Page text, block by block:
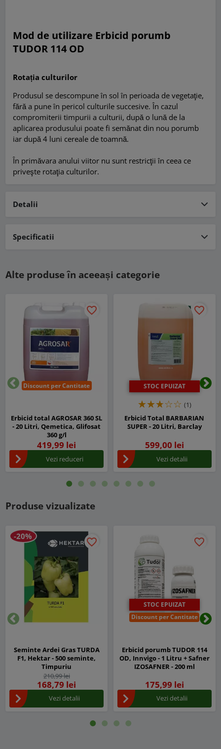
Mod de utilizare Erbicid porumb
TUDOR 114 OD
Rotația culturilor
Produsul se descompune în sol în perioada de vegetaţie,
fără a pune în pericol culturile succesive. În cazul
compromiterii timpurii a culturii, după o lună de la
aplicarea produsului poate fi semănat din nou porumb
iar după 4 luni cereale de toamnă.
În primăvara anului viitor nu sunt restricţii în ceea ce
priveşte rotaţia culturilor.
Detalii
Specificatii
Alte produse în aceeași categorie
Discount per Cantitate
favorite_border
Erbicid total AGROSAR 360 SL
- 20 Litri, Qemetica, Glifosat
360 g/l
419,99 lei
Vezi reduceri
STOC EPUIZAT
favorite_border
(1)
Erbicid Total BARBARIAN
SUPER - 20 Litri, Barclay
599,00 lei
Vezi detalii
Produse vizualizate
favorite_border
-20%
Seminte Ardei Gras TURDA
F1, Hektar - 500 seminte,
Timpuriu
210,99 lei
168,79 lei
Vezi detalii
STOC EPUIZAT
Discount per Cantitate
favorite_border
Erbicid porumb TUDOR 114
OD, Innvigo - 1 Litru + Safner
IZOSAFNER - 200 ml
175,99 lei
Vezi detalii